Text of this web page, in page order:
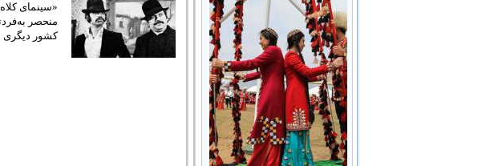
«سینمای
منحصر
کشور دیگری